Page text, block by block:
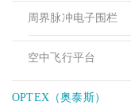
周界脉冲电子围栏
空中飞行平台
OPTEX（奥泰斯）